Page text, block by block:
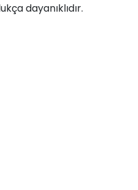
dayanıklıdır.